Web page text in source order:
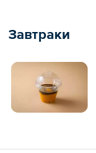
Завтраки